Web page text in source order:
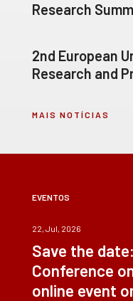
Research
2nd European
Research and
MAIS NOTÍCIAS
EVENTOS
22, Jul, 2026
Save the
Conference
online event